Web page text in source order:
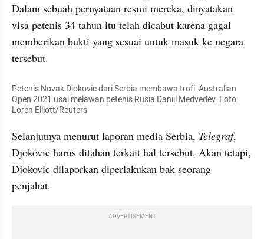
Dalam sebuah pernyataan resmi mereka, dinyatakan
visa petenis 34 tahun itu telah dicabut karena gagal
memberikan bukti yang sesuai untuk masuk ke negara
tersebut.
Petenis Novak Djokovic dari Serbia membawa trofi  Australian
Open 2021 usai melawan petenis Rusia Daniil Medvedev. Foto:
Loren Elliott/Reuters
Selanjutnya menurut laporan media Serbia, Telegraf,
Djokovic harus ditahan terkait hal tersebut. Akan tetapi,
Djokovic dilaporkan diperlakukan bak seorang
penjahat.
ADVERTISEMENT